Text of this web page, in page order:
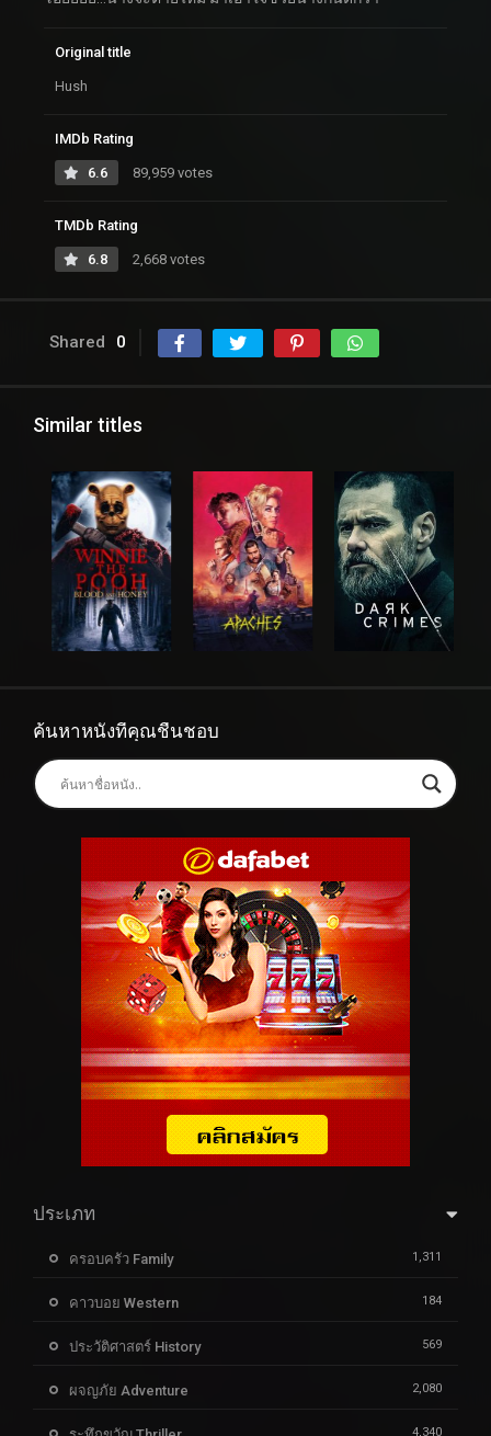
Original title
Hush
IMDb Rating
6.6 89,959 votes
TMDb Rating
6.8 2,668 votes
Shared 0
Similar titles
ค้นหาหนังที่คุณชื่นชอบ
ประเภท
ครอบครัว Family 1,311
คาวบอย Western 184
ประวัติศาสตร์ History 569
ผจญภัย Adventure 2,080
4,340